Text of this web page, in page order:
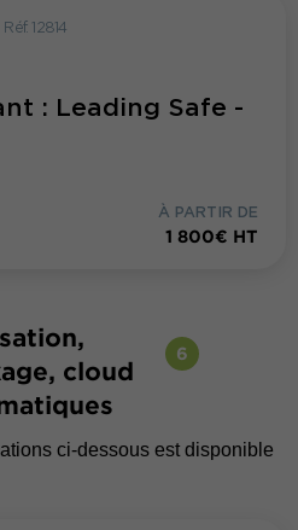
Réf. 12814
: Leading Safe -
À PARTIR DE
1 800€ HT
cloud
6
ci-dessous est disponible